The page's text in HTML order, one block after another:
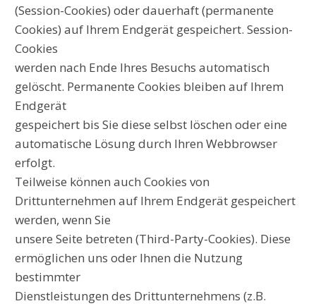
(Session-Cookies) oder dauerhaft (permanente
Cookies) auf Ihrem Endgerät gespeichert. Session-
Cookies
werden nach Ende Ihres Besuchs automatisch
gelöscht. Permanente Cookies bleiben auf Ihrem
Endgerät
gespeichert bis Sie diese selbst löschen oder eine
automatische Lösung durch Ihren Webbrowser
erfolgt.
Teilweise können auch Cookies von
Drittunternehmen auf Ihrem Endgerät gespeichert
werden, wenn Sie
unsere Seite betreten (Third-Party-Cookies). Diese
ermöglichen uns oder Ihnen die Nutzung
bestimmter
Dienstleistungen des Drittunternehmens (z.B.